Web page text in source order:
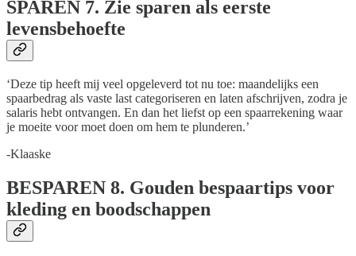
SPAREN 7. Zie sparen als eerste
levensbehoefte
‘Deze tip heeft mij veel opgeleverd tot nu toe: maandelijks een
spaarbedrag als vaste last categoriseren en laten afschrijven, zodra je
salaris hebt ontvangen. En dan het liefst op een spaarrekening waar
je moeite voor moet doen om hem te plunderen.’
-Klaaske
BESPAREN 8. Gouden bespaartips voor
kleding en boodschappen